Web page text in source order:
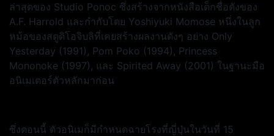
ล่าสุดของ Studio Ponoc ซึ่งสร้างจากหนังสือเด็กชื่อดังของ
A.F. Harrold และกำกับโดย Yoshiyuki Momose หนึ่งในลูก
หม้อของสตูดิโอจิบลิที่เคยสร้างผลงานดังๆ อย่าง Only
Yesterday (1991), Pom Poko (1994), Princess
Mononoke (1997), และ Spirited Away (2001) ในฐานะมือ
อนิเมเตอร์ตัวหลักมาก่อน
ซึ่งตอนนี้ ตัวอนิเมก็มีกำหนดฉายโรงที่ญี่ปุ่นในวันที่ 15